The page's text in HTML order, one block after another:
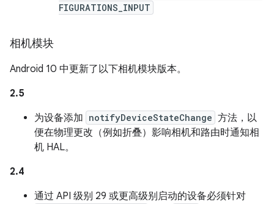
FIGURATIONS_INPUT
相机模块
Android 10 中更新了以下相机模块版本。
2.5
为设备添加 notifyDeviceStateChange 方法，以
便在物理更改（例如折叠）影响相机和路由时通知相
机 HAL。
2.4
通过 API 级别 29 或更高级别启动的设备必须针对